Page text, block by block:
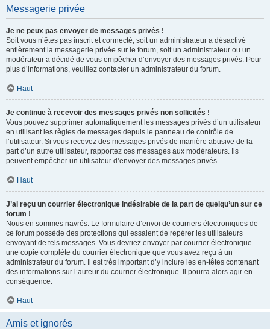
Messagerie privée
Je ne peux pas envoyer de messages privés !
Soit vous n’êtes pas inscrit et connecté, soit un administrateur a désactivé
entièrement la messagerie privée sur le forum, soit un administrateur ou un
modérateur a décidé de vous empêcher d’envoyer des messages privés. Pour
plus d’informations, veuillez contacter un administrateur du forum.
Haut
Je continue à recevoir des messages privés non sollicités !
Vous pouvez supprimer automatiquement les messages privés d’un utilisateur
en utilisant les règles de messages depuis le panneau de contrôle de
l’utilisateur. Si vous recevez des messages privés de manière abusive de la
part d’un autre utilisateur, rapportez ces messages aux modérateurs. Ils
peuvent empêcher un utilisateur d’envoyer des messages privés.
Haut
J’ai reçu un courrier électronique indésirable de la part de quelqu’un sur ce
forum !
Nous en sommes navrés. Le formulaire d’envoi de courriers électroniques de
ce forum possède des protections qui essaient de repérer les utilisateurs
envoyant de tels messages. Vous devriez envoyer par courrier électronique
une copie complète du courrier électronique que vous avez reçu à un
administrateur du forum. Il est très important d’y inclure les en-têtes contenant
des informations sur l’auteur du courrier électronique. Il pourra alors agir en
conséquence.
Haut
Amis et ignorés